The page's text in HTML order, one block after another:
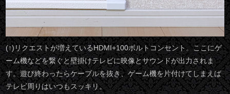
(↑)リクエストが増えているHDMI+100ボルトコンセント。ここにゲ
ーム機などを繋ぐと壁掛けテレビに映像とサウンドが出力されま
す。遊び終わったらケーブルを抜き、ゲーム機を片付けてしまえば
テレビ周りはいつもスッキリ。